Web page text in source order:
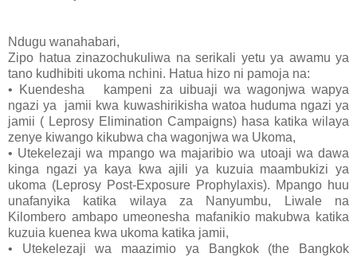
Ndugu wanahabari,
Zipo hatua zinazochukuliwa na serikali yetu ya awamu ya
tano kudhibiti ukoma nchini. Hatua hizo ni pamoja na:
•
Kuendesha kampeni za uibuaji wa wagonjwa wapya
ngazi ya jamii kwa kuwashirikisha watoa huduma ngazi ya
jamii ( Leprosy Elimination Campaigns) hasa katika wilaya
zenye kiwango kikubwa cha wagonjwa wa Ukoma,
• Utekelezaji wa mpango wa majaribio wa utoaji wa dawa
kinga ngazi ya kaya kwa ajili ya kuzuia maambukizi ya
ukoma (Leprosy Post-Exposure Prophylaxis). Mpango huu
unafanyika katika wilaya za Nanyumbu, Liwale na
Kilombero ambapo umeonesha mafanikio makubwa katika
kuzuia kuenea kwa ukoma katika jamii,
•
Utekelezaji wa maazimio ya Bangkok (the Bangkok